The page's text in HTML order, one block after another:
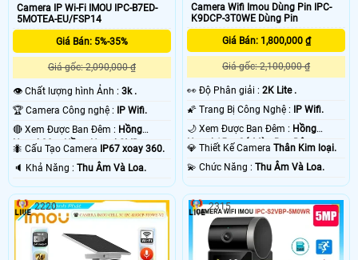
Camera IP Wi-Fi IMOU IPC-B7ED-
5MOTEA-EU/FSP14
Giá Bán: 5%-35%
Giá gốc: 2,090,000 ₫
👁 Chất lượng hình Ảnh : 3k .
🏆 Camera Công nghệ : IP Wifi.
🔴 Xem Được Ban Đêm : Hồng
Ngoại 30m Hồng Ngoại SMD.
🐜 Cấu Tạo Camera IP67 xoay 360.
️🔈 Khả Năng : Thu Âm Và Loa.
Camera Wifi Imou Dùng Pin IPC-
K9DCP-3T0WE Dùng Pin
Giá Bán: 1,800,000 ₫
Giá gốc: 2,100,000 ₫
️👀 Độ Phân giải :2K Lite .
🌠 Trang Bị Công Nghệ : IP Wifi.
🌙 Xem Được Ban Đêm : Hồng
Ngoại 15m Có Màu Ban Ðêm.
💎 Thiết Kế CameraThân Kim loại.
️💫 Chức Năng :Thu Âm Và Loa.
2220 2315